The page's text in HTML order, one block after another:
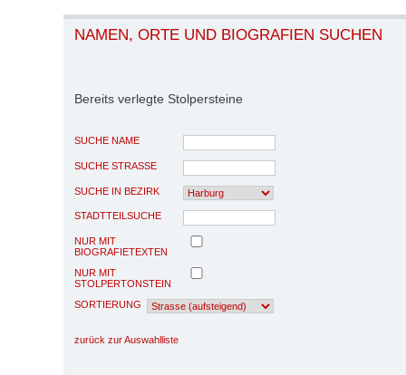
NAMEN, ORTE UND BIOGRAFIEN SUCHEN
Bereits verlegte Stolpersteine
SUCHE NAME
SUCHE STRASSE
SUCHE IN BEZIRK
STADTTEILSUCHE
NUR MIT
BIOGRAFIETEXTEN
NUR MIT
STOLPERTONSTEIN
SORTIERUNG
zurück zur Auswahlliste